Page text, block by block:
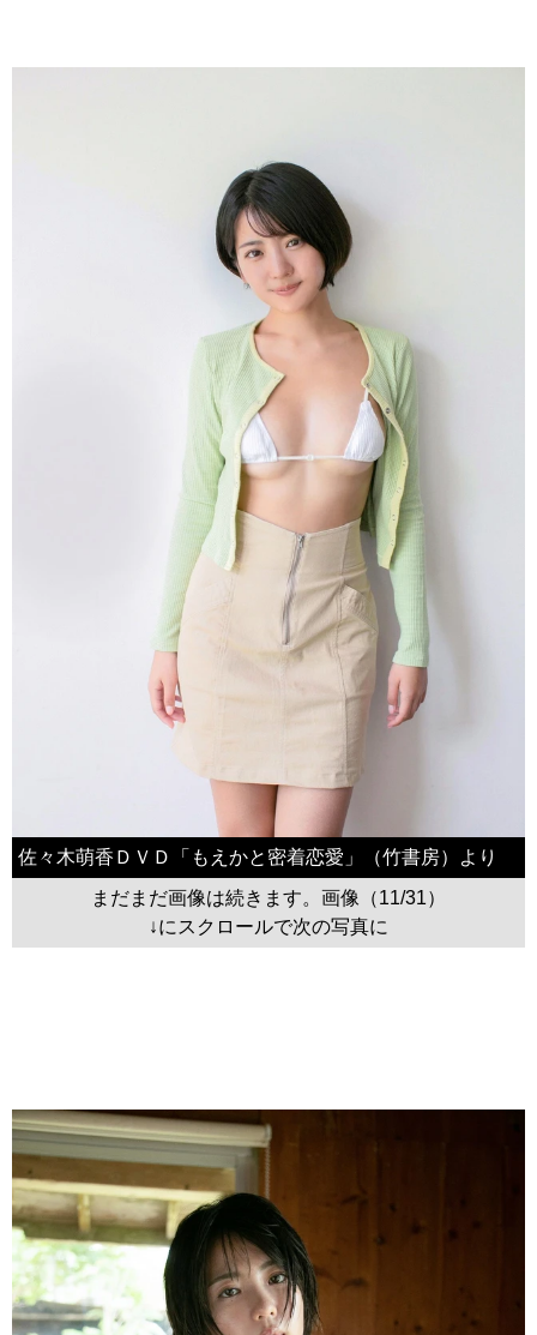
佐々木萌香ＤＶＤ「もえかと密着恋愛」（竹書房）より
まだまだ画像は続きます。画像（11/31）
↓にスクロールで次の写真に